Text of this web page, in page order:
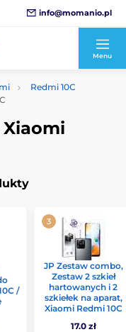
info@momanio.pl
Menu
Redmi 10C
Xiaomi
/
JP Zestaw combo,
Zestaw 2 szkieł
hartowanych i 2
szkiełek na aparat,
Xiaomi Redmi 10C
17.0 zł